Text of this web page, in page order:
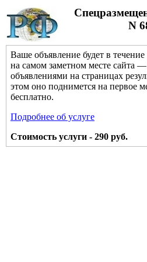
N
Ваше объявление будет в
на самом заметном месте сайта
объявлениями на страницах
этом оно поднимется на первое
бесплатно.
Подробнее об услуге
Стоимость услуги - 290 руб.